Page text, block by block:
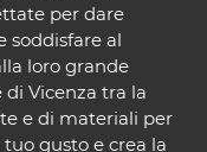
per dare
soddisfare al
loro grande
di Vicenza tra la
e di materiali per
gusto e crea la